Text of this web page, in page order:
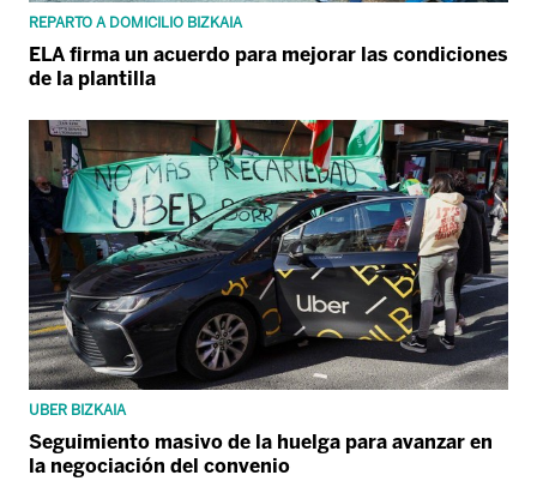
REPARTO A DOMICILIO BIZKAIA
ELA firma un acuerdo para mejorar las condiciones
de la plantilla
UBER BIZKAIA
Seguimiento masivo de la huelga para avanzar en
la negociación del convenio